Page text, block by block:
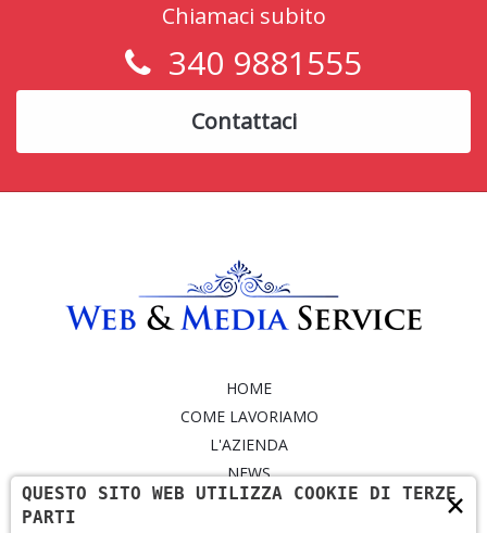
Chiamaci subito
340 9881555
Contattaci
HOME
COME LAVORIAMO
L'AZIENDA
NEWS
SERVIZI
×
QUESTO SITO WEB UTILIZZA COOKIE DI TERZE
PARTI